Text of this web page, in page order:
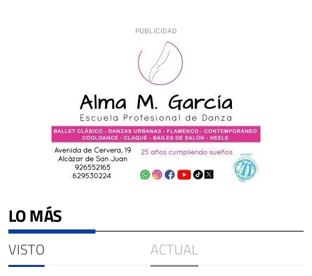
LO MÁS
VISTO ACTUAL